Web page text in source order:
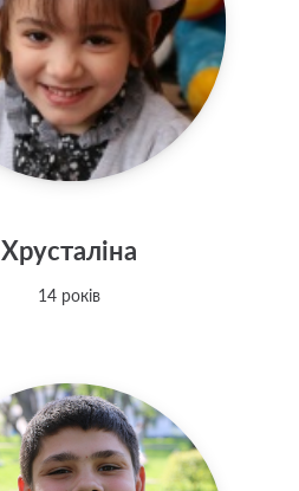
Хрусталіна
14 років